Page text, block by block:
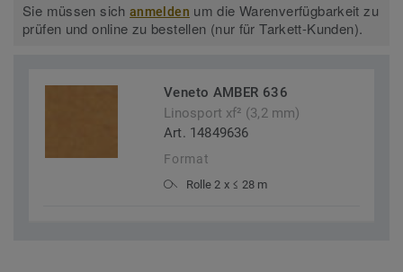
Sie müssen sichanmelden um die Warenverfügbarkeit zu
prüfen und online zu bestellen (nur für Tarkett-Kunden).
Veneto AMBER 636
Linosport xf² (3,2 mm)
Art. 14849636
Format
Rolle 2 x ≤ 28 m